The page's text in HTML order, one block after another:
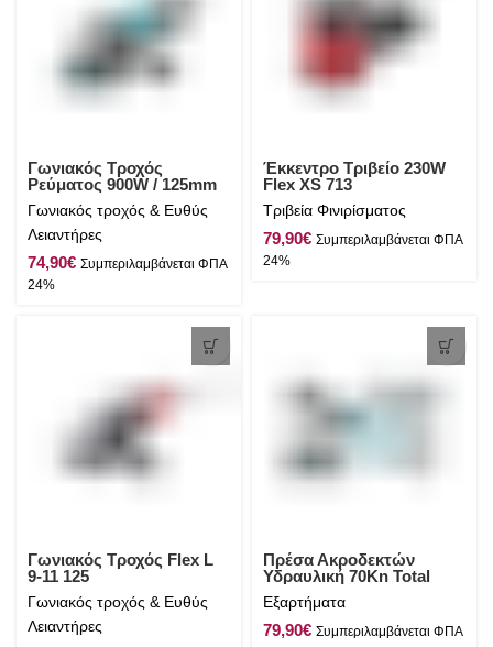
Γωνιακός Τροχός
Ρεύματος 900W / 125mm
Total
Γωνιακός τροχός & Ευθύς
Λειαντήρες
€
Έκκεντρο Τριβείο 230W
Flex XS 713
Τριβεία Φινιρίσματος
€
Γωνιακός Τροχός Flex L
9-11 125
Γωνιακός τροχός & Ευθύς
Λειαντήρες
Πρέσα Ακροδεκτών
Υδραυλική 70Kn Total
Εξαρτήματα
€